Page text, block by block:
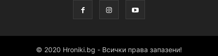
© 2020 Hroniki.bg - Всички права запазени!